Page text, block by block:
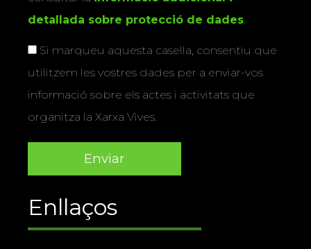
detallada sobre protecció de dades.
Si marqueu aquesta casella, consentiu que
utilitzem les vostres dades per a enviar-vos
informació sobre els actes i activitats que
organitza la Xarxa Vives.
Enllaços